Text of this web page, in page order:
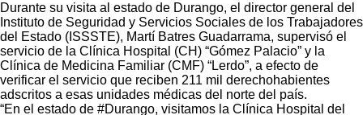
Durante su visita al estado de Durango, el director general del
Instituto de Seguridad y Servicios Sociales de los Trabajadores
del Estado (ISSSTE), Martí Batres Guadarrama, supervisó el
servicio de la Clínica Hospital (CH) “Gómez Palacio” y la
Clínica de Medicina Familiar (CMF) “Lerdo”, a efecto de
verificar el servicio que reciben 211 mil derechohabientes
adscritos a esas unidades médicas del norte del país.
“En el estado de #Durango, visitamos la Clínica Hospital del